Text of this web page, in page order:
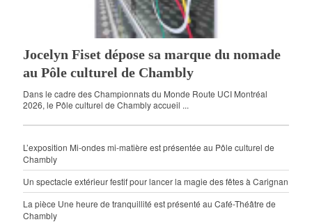
Jocelyn Fiset dépose sa marque du nomade
au Pôle culturel de Chambly
Dans le cadre des Championnats du Monde Route UCI Montréal
2026, le Pôle culturel de Chambly accueil ...
L’exposition Mi-ondes mi-matière est présentée au Pôle culturel de
Chambly
Un spectacle extérieur festif pour lancer la magie des fêtes à Carignan
La pièce Une heure de tranquillité est présenté au Café-Théâtre de
Chambly